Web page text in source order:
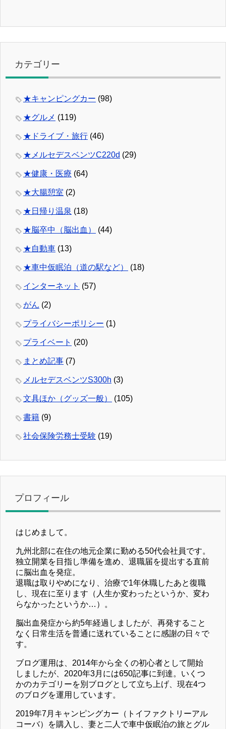
カテゴリー
★キャンピングカー (98)
★グルメ (119)
★ドライブ・旅行 (46)
★メルセデスベンツC220d (29)
★健康・医療 (64)
★大腸憩室 (2)
★日帰り温泉 (18)
★脳卒中（脳出血） (44)
★自動車 (13)
★車中仮眠泊（道の駅など） (18)
インターネット (57)
がん (2)
プライバシーポリシー (1)
プライベート (20)
まとめ記事 (7)
メルセデスベンツS300h (3)
文具ほか（グッズ一般） (105)
書籍 (9)
社会保険労務士受験 (19)
プロフィール
はじめまして。
九州北部に在住の地元企業に勤める50代会社員です。
独立開業を目指し準備を進め、退職届を提出する直前
に脳出血を発症。
退職は取りやめになり、治療で1年休職したあと復職
し、現在に至ります（人生か変わったというか、変わ
らなかったというか…）。
脳出血発症から約5年経過しましたが、再発すること
なく日常生活を普通に送れていることに感謝の日々で
す。
ブログ運用は、2014年から全くの初心者として開始
しましたが、2020年3月には650記事に到達。いくつ
かのカテゴリーを別ブログとして立ち上げ、現在4つ
のブログを運用しています。
2019年7月キャンピングカー（トイファクトリーアル
コーバ）を購入し、妻と二人で車中仮眠泊の旅とグル